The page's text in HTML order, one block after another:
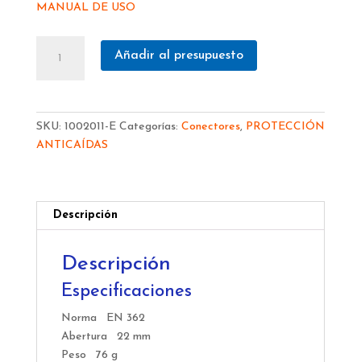
MANUAL DE USO
MOSQUETON
IRUDEK
VIROLA
Añadir al presupuesto
SKU: 1002011-E Categorías: Conectores, PROTECCIÓN
ANTICAÍDAS
Descripción
Descripción
Especificaciones
Norma EN 362
Abertura 22 mm
Peso 76 g